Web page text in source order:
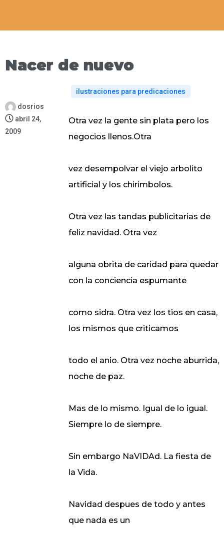
Nacer de nuevo
dosrios
abril 24,
2009
ilustraciones para predicaciones
Otra vez la gente sin plata pero los
negocios llenos.Otra
vez desempolvar el viejo arbolito
artificial y los chirimbolos.
Otra vez las tandas publicitarias de
feliz navidad. Otra vez
alguna obrita de caridad para quedar
con la conciencia espumante
como sidra. Otra vez los tios en casa,
los mismos que criticamos
todo el anio. Otra vez noche aburrida,
noche de paz.
Mas de lo mismo. Igual de lo igual.
Siempre lo de siempre.
Sin embargo NaVIDAd. La fiesta de
la Vida.
Navidad despues de todo y antes
que nada es un